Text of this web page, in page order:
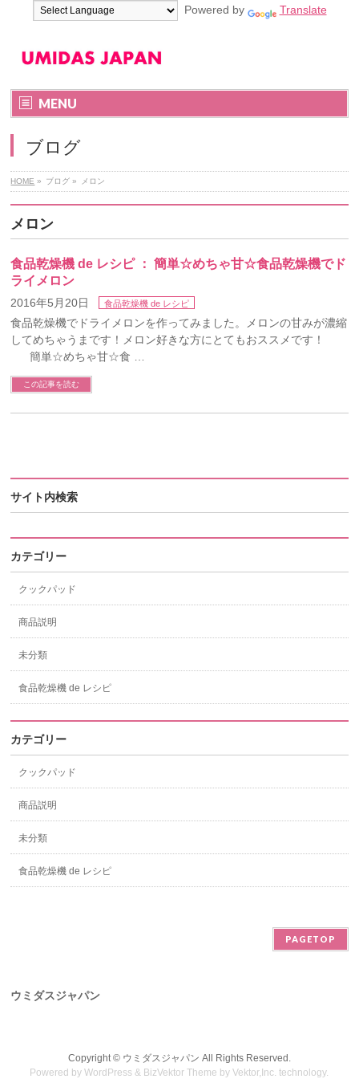
Powered by Translate
MENU
ブログ
HOME » ブログ » メロン
メロン
食品乾燥機 de レシピ ： 簡単☆めちゃ甘☆食品乾燥機でド
ライメロン
2016年5月20日 食品乾燥機 de レシピ
食品乾燥機でドライメロンを作ってみました。メロンの甘みが濃縮
してめちゃうまです！メロン好きな方にとてもおススメです！
簡単☆めちゃ甘☆食 …
この記事を読む
サイト内検索
カテゴリー
クックパッド
商品説明
未分類
食品乾燥機 de レシピ
カテゴリー
クックパッド
商品説明
未分類
食品乾燥機 de レシピ
PAGETOP
ウミダスジャパン
Copyright © ウミダスジャパン All Rights Reserved.
Powered byWordPress & BizVektor Theme byVektor,Inc. technology.